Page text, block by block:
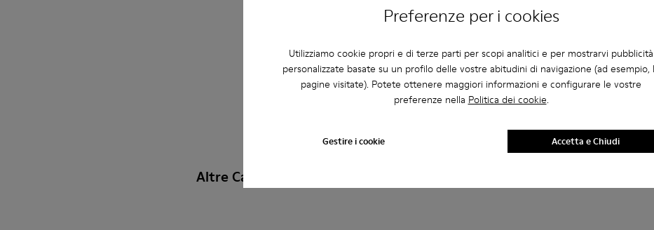
Preferenze per i cookies
Utilizziamo cookie propri e di terze parti per scopi analitici e per mostrarvi pubblicità
personalizzate basate su un profilo delle vostre abitudini di navigazione (ad esempio,
pagine visitate). Potete ottenere maggiori informazioni e configurare le vostre
preferenze nella Politica dei cookie.
Gestire i cookie Accetta e Chiudi
Altre Categorie